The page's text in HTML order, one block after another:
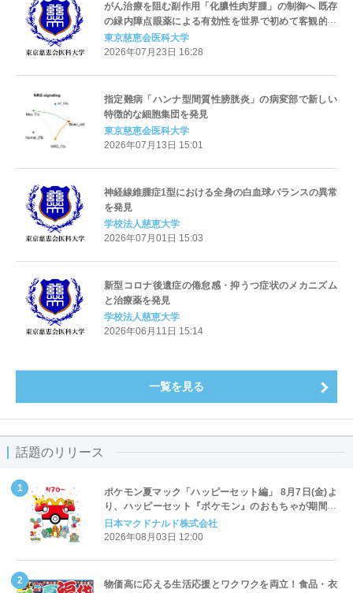
がん治療を阻む副作用「化膿性肉芽腫」の制御へ 既存
の緑内障点眼薬による有効性を世界で初めて客観的に
立証
東京慈恵会医科大学
2026年07月23日 16:28
指定難病「ハンナ型間質性膀胱炎」の病変部で新しい
特徴的な細胞集団を発見
東京慈恵会医科大学
2026年07月13日 15:01
神経線維腫症1型における全身の白血球バランスの異常
を発見
学校法人慈恵大学
2026年07月01日 15:03
新型コロナ後遺症の倦怠感・抑うつ症状のメカニズム
と治療薬を発見
学校法人慈恵大学
2026年06月11日 15:14
一覧を見る
話題のリリース
ポケモン夏マック「ハッピーセット編」 8月7日(金)よ
り、ハッピーセット『ポケモン』のおもちゃが期間限
定登場
日本マクドナルド株式会社
2026年08月03日 12:00
物価高に応える生活応援とワクワクを両立！食品・衣